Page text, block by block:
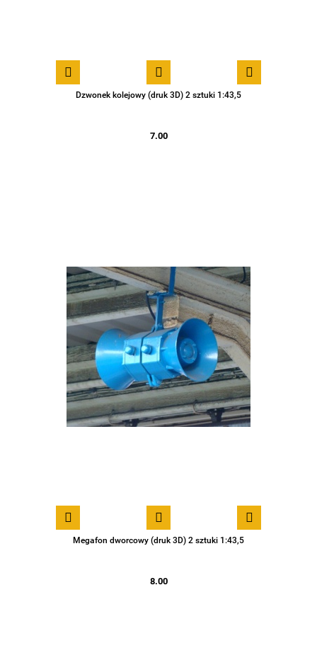
Dzwonek kolejowy (druk 3D) 2 sztuki 1:43,5
7.00
Megafon dworcowy (druk 3D) 2 sztuki 1:43,5
8.00